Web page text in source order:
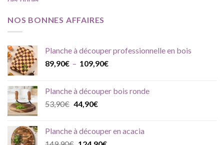
NOS BONNES AFFAIRES
Planche à découper professionnelle en bois
89,90€ – 109,90€Plage
89,90€
Planche à découper bois ronde
53,90€ Le
était :
44,90€Le
est :
Planche à découper en acacia